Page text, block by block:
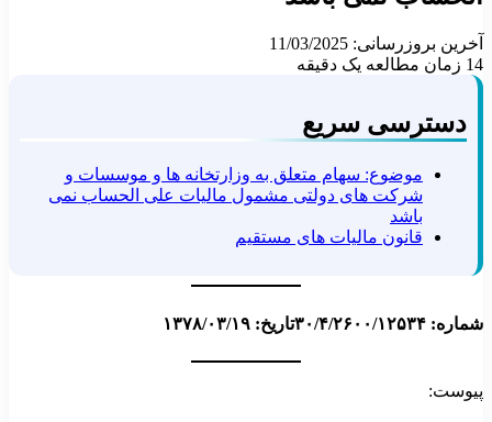
آخرین بروزرسانی: 11/03/2025
14 زمان مطالعه یک دقیقه
دسترسی سریع
موضوع: سهام متعلق به وزارتخانه ها و موسسات و
شرکت های دولتی مشمول مالیات علی الحساب نمی
باشد
قانون مالیات های مستقیم
شماره: ۳۰/۴/۲۶۰۰/۱۲۵۳۴ تاریخ: ۱۳۷۸/۰۳/۱۹
پیوست: